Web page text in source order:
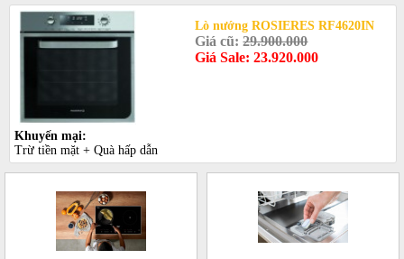
Lò nướng ROSIERES RF4620IN
Giá cũ:29.900.000
Giá Sale: 23.920.000
Khuyến mại:
Trừ tiền mặt + Quà hấp dẫn